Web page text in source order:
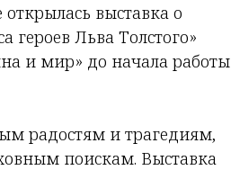
выставка о
героев Льва Толстого»
и мир» до начала работы
радостям и трагедиям,
поискам. Выставка